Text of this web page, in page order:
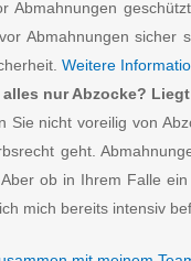
Abmahnungen
Abmahnungen sicher
Weitere
nur Abzocke?
Sie nicht voreilig von
geht.
ob in Ihrem Falle
mich bereits intensiv